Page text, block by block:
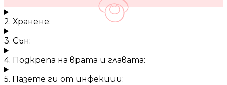
2. Хранене:
3. Сън:
4. Подкрепа на врата и главата:
5. Пазете ги от инфекции: